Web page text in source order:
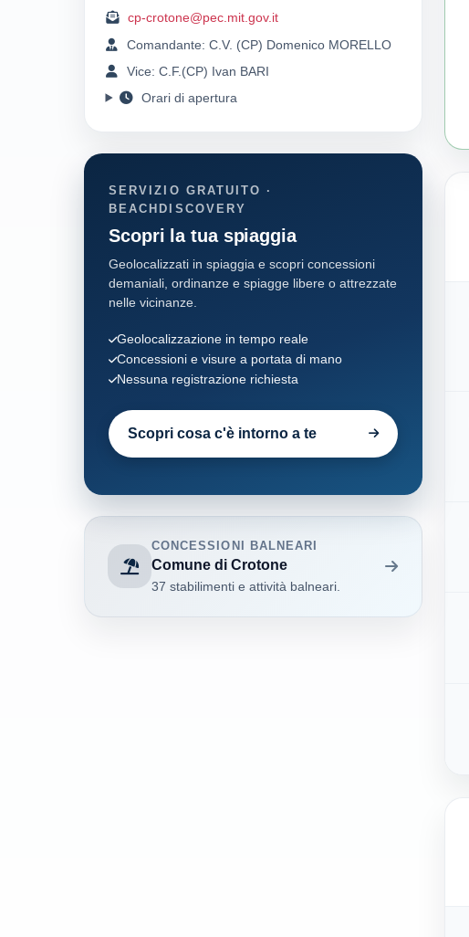
cp-crotone@pec.mit.gov.it
Comandante: C.V. (CP) Domenico MORELLO
Vice: C.F.(CP) Ivan BARI
Orari di apertura
SERVIZIO GRATUITO ·
BEACHDISCOVERY
Scopri la tua spiaggia
Geolocalizzati in spiaggia e scopri concessioni
demaniali, ordinanze e spiagge libere o attrezzate
nelle vicinanze.
Geolocalizzazione in tempo reale
Concessioni e visure a portata di mano
Nessuna registrazione richiesta
Scopri cosa c'è intorno a te
CONCESSIONI BALNEARI
Comune di Crotone
37 stabilimenti e attività balneari.